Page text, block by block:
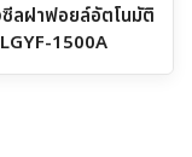
ซีลฝาฟอยล์อัตโนมัติ
LGYF-1500A